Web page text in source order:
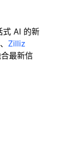
式 AI 的新
、 Zilliz
最新信